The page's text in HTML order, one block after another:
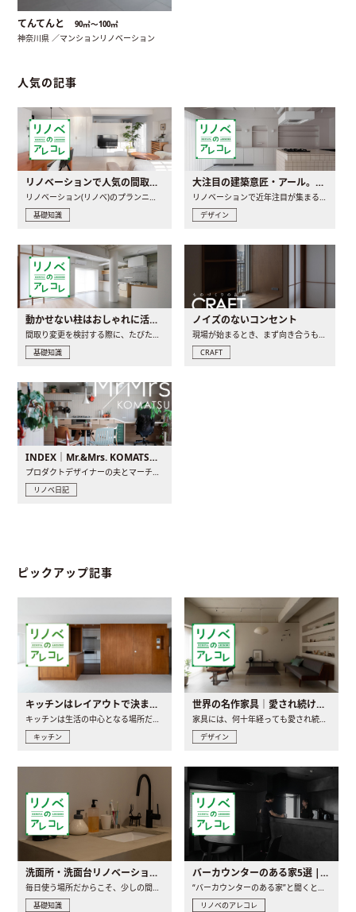
てんてんと 90㎡〜100㎡
神奈川県 ／マンションリノベーション
人気の記事
リノベーションで人気の間取りとは？トレンドの間取りと実例を徹底解説
リノベーション(リノベ)のプランニングで一番最初に決めるのは..
基礎知識
大注目の建築意匠・アール。人気の理由と空間に取り入れるポイント
リノベーションで近年注目が集まる建築意匠の一つであるアール..
デザイン
動かせない柱はおしゃれに活用！柱を魅せるリノベーション(リノベ)4選
間取り変更を検討する際に、たびたび皆さんの頭を悩ませる動か..
基礎知識
ノイズのないコンセント
現場が始まるとき、まず向き合うものの一つがコンセントです..
CRAFT
INDEX｜Mr.&Mrs. KOMATSU renovation diary
プロダクトデザイナーの夫とマーチャンダイザーの妻が、夫婦で..
リノベ日記
ピックアップ記事
キッチンはレイアウトで決まる。後悔しないための考え方と選び方
キッチン
世界の名作家具｜愛され続ける理由と一生モノとの出会い方
デザイン
洗面所・洗面台リノベーションの事例と間取りアイデア
毎日使う場所だからこそ、少しの間取りの工夫や素材の選び方で..
基礎知識
バーカウンターのある家5選 | 日常に馴染む“距離の近い”キッチンとは
“バーカウンターのある家”と聞くと、少し特別な、大人のための..
リノベのアレコレ